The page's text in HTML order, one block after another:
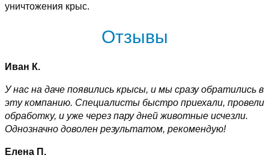
уничтожения крыс.
Отзывы
Иван К.
У нас на даче появились крысы, и мы сразу обратились в
эту компанию. Специалисты быстро приехали, провели
обработку, и уже через пару дней животные исчезли.
Однозначно доволен результатом, рекомендую!
Елена П.